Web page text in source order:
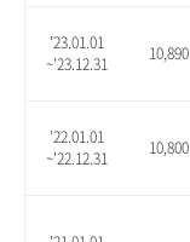
'23.01.01
~'23.12.31
10,890
'22.01.01
~'22.12.31
10,800